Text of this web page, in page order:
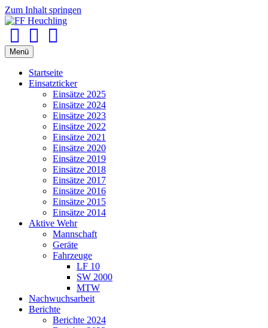
Zum Inhalt springen
Menü
Startseite
Einsatzticker
Einsätze 2025
Einsätze 2024
Einsätze 2023
Einsätze 2022
Einsätze 2021
Einsätze 2020
Einsätze 2019
Einsätze 2018
Einsätze 2017
Einsätze 2016
Einsätze 2015
Einsätze 2014
Aktive Wehr
Mannschaft
Geräte
Fahrzeuge
LF 10
SW 2000
MTW
Nachwuchsarbeit
Berichte
Berichte 2024